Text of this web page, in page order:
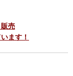
売
ます！